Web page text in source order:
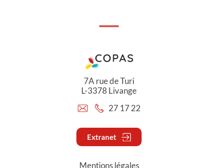
7A rue de Turi
L-3378 Livange
27 17 22
Extranet
Mentions légales